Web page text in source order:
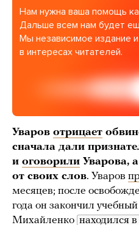
Нам нужна ваша помощь
Дальше всем нам будет
Мы независимое издание
в интересах читателей.
Уваров отрицает
сначала дали
и оговорили Уварова,
от своих слов. Уваров
месяцев; после
года он закончил
Михайленко находился в